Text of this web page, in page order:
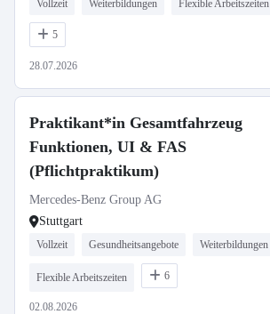
Vollzeit Weiterbildungen Flexible Arbeitszeiten
5
28.07.2026
Praktikant*in Gesamtfahrzeug
Funktionen, UI & FAS
(Pflichtpraktikum)
Mercedes-Benz Group AG
Stuttgart
Vollzeit Gesundheitsangebote Weiterbildungen
Flexible Arbeitszeiten 6
02.08.2026